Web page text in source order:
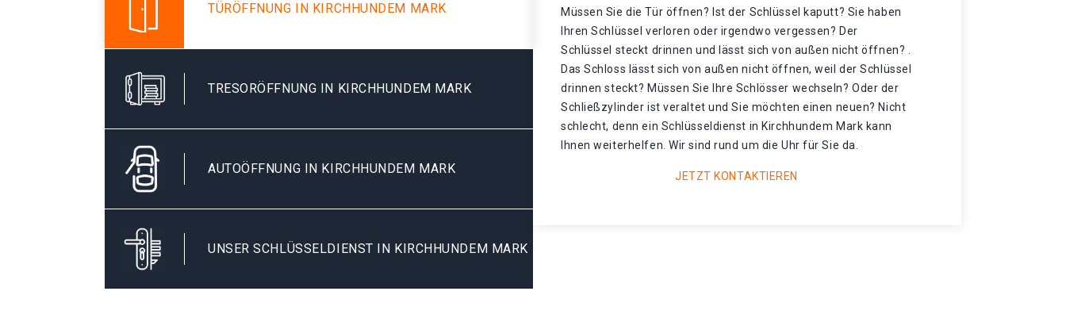
TÜRÖFFNUNG IN KIRCHHUNDEM MARK
TRESORÖFFNUNG IN KIRCHHUNDEM MARK
AUTOÖFFNUNG IN KIRCHHUNDEM MARK
UNSER SCHLÜSSELDIENST IN KIRCHHUNDEM MARK
Müssen Sie die Tür öffnen? Ist der Schlüssel kaputt? Sie haben
Ihren Schlüssel verloren oder irgendwo vergessen? Der
Schlüssel steckt drinnen und lässt sich von außen nicht öffnen? .
Das Schloss lässt sich von außen nicht öffnen, weil der Schlüssel
drinnen steckt? Müssen Sie Ihre Schlösser wechseln? Oder der
Schließzylinder ist veraltet und Sie möchten einen neuen? Nicht
schlecht, denn ein Schlüsseldienst in Kirchhundem Mark kann
Ihnen weiterhelfen. Wir sind rund um die Uhr für Sie da.
JETZT KONTAKTIEREN